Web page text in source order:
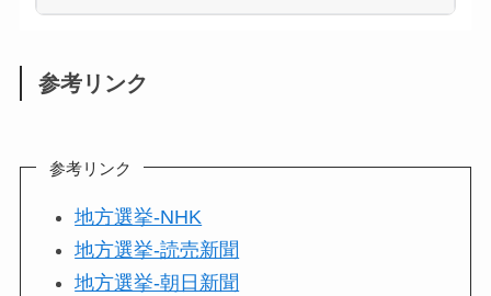
参考リンク
参考リンク
地方選挙-NHK
地方選挙-読売新聞
地方選挙-朝日新聞